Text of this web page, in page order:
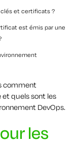
et certificats ?
est émis par une
comment
quels sont les
DevOps.
les